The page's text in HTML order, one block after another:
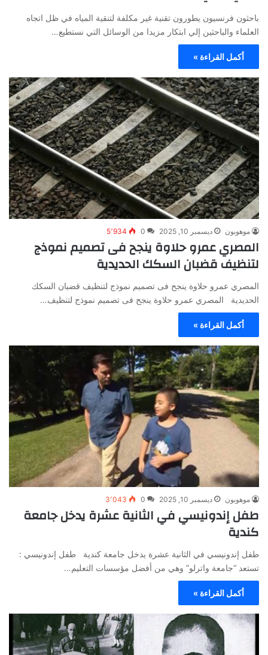
باحثون فرنسيون يطورون تقنية غير مكلفة لتنقية المياه في ظل اتجاه
العلماء والباحثين إلي ابتكار مزيدا من الوسائل التي نستطيع…
أكمل القراءة »
موهوبون ديسمبر 10, 2025 0 5٬934
المصري عمرو حلاوة ينجح فى تصميم نموذج
لتنظيف قضبان السكك الحديدية
المصري عمرو حلاوة ينجح فى تصميم نموذج لتنظيف قضبان السكك
الحديدية المصري عمرو حلاوة ينجح فى تصميم نموذج لتنظيف…
أكمل القراءة »
موهوبون ديسمبر 10, 2025 0 3٬043
طفل إندونيسي في الثانية عشرة يدخل جامعة
كندية
طفل إندونيسي في الثانية عشرة يدخل جامعة كندية طفل إندونيسي :
تستعد “جامعة واترلو” وهي من أفضل مؤسسات التعليم…
أكمل القراءة »